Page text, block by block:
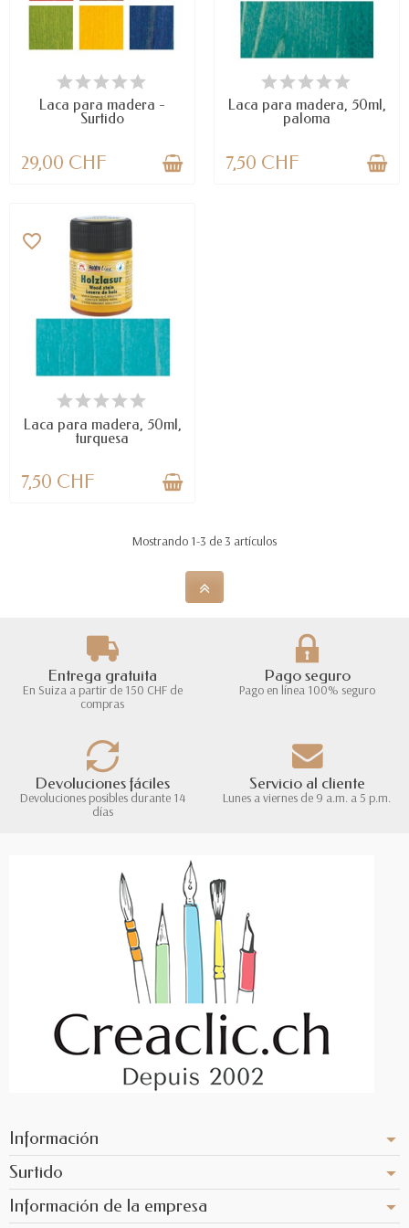
LAST ITEMS IN STOCK
Laca para madera -
Surtido
29,00 CHF
LAST ITEMS IN STOCK
Laca para madera, 50ml,
paloma
7,50 CHF
LAST ITEMS IN STOCK
favorite_border
Laca para madera, 50ml,
turquesa
7,50 CHF
Mostrando 1-3 de 3 artículos
Entrega gratuita
En Suiza a partir de 150 CHF de
compras
Pago seguro
Pago en línea 100% seguro
Devoluciones fáciles
Devoluciones posibles durante 14
días
Servicio al cliente
Lunes a viernes de 9 a.m. a 5 p.m.
Información
Surtido
Información de la empresa